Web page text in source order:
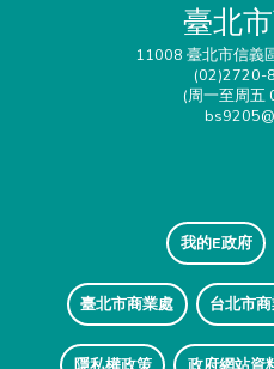
臺北
11008 臺北市信義
(02)2720-
(周一至周五
我的E政府
臺北市商業處 台北市